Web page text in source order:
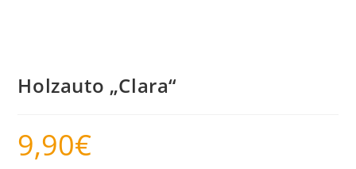
Holzauto „Clara“
9,90€